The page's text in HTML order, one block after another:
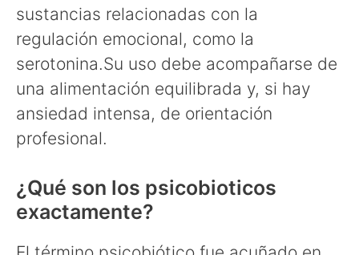
sustancias relacionadas con la
regulación emocional, como la
serotonina.Su uso debe acompañarse de
una alimentación equilibrada y, si hay
ansiedad intensa, de orientación
profesional.
¿Qué son los psicobioticos
exactamente?